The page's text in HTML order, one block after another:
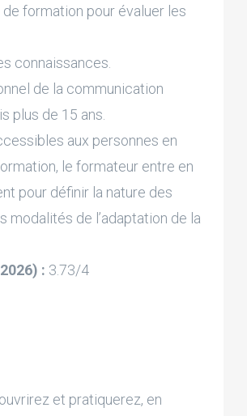
formation pour évaluer les
connaissances.
de la communication
plus de 15 ans.
aux personnes en
le formateur entre en
pour définir la nature des
modalités de l’adaptation de la
: 3.73/4
et pratiquerez, en